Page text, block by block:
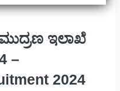
ಇಲಾಖೆ
–
2024